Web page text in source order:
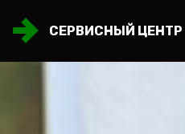
СЕРВИСНЫЙ ЦЕНТР